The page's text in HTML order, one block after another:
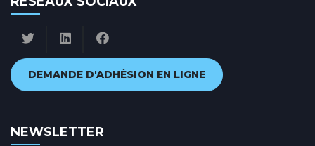
DEMANDE D'ADHÉSION EN LIGNE
NEWSLETTER